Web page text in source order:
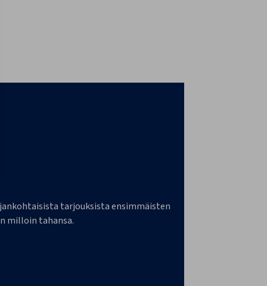
tarjouksista ensimmäisten
milloin tahansa.